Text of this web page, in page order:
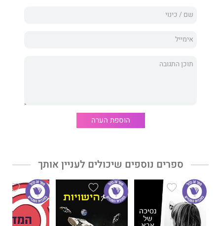
NLP להעצמה אישית, אסטרטגיה לבניית מטרות ולהשגתן, פירוט מלא
מקצוע,
שמיאלחנן שוחט
, ואני מומחה בתחום הנדל”ן. אספתי את הכלים
הנכונים, צברתי ניסיון רב, מקסמתי אותו, ואת כל מה שלמדתי על
בשרי אני רוצה ללמד אתכם.
הוספת הערה
ספרים נוספים שיכולים לעניין אותך